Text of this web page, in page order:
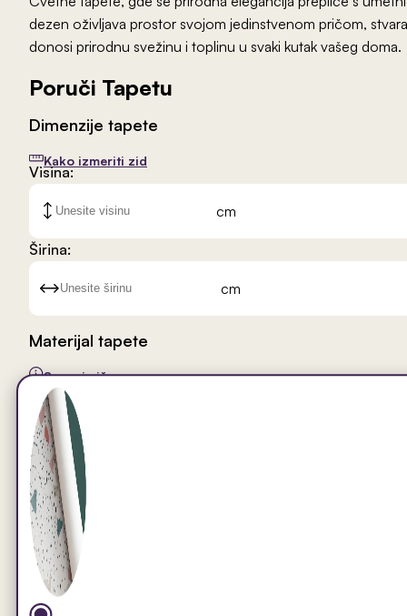
dezen oživljava prostor svojom jedinstvenom pričom,
donosi prirodnu svežinu i toplinu u svaki kutak vašeg doma.
Poruči Tapetu
Dimenzije tapete
Kako izmeriti zid
Visina:
cm
Širina:
cm
Materijal tapete
Saznaj više